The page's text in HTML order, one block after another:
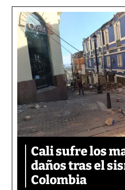
Cali sufre los
daños tras el
Colombia